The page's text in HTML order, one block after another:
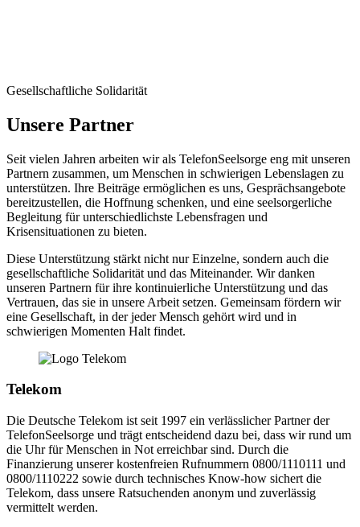
Gesellschaftliche Solidarität
Unsere Partner
Seit vielen Jahren arbeiten wir als TelefonSeelsorge eng mit unseren
Partnern zusammen, um Menschen in schwierigen Lebenslagen zu
unterstützen. Ihre Beiträge ermöglichen es uns, Gesprächsangebote
bereitzustellen, die Hoffnung schenken, und eine seelsorgerliche
Begleitung für unterschiedlichste Lebensfragen und
Krisensituationen zu bieten.
Diese Unterstützung stärkt nicht nur Einzelne, sondern auch die
gesellschaftliche Solidarität und das Miteinander. Wir danken
unseren Partnern für ihre kontinuierliche Unterstützung und das
Vertrauen, das sie in unsere Arbeit setzen. Gemeinsam fördern wir
eine Gesellschaft, in der jeder Mensch gehört wird und in
schwierigen Momenten Halt findet.
Telekom
Die Deutsche Telekom ist seit 1997 ein verlässlicher Partner der
TelefonSeelsorge und trägt entscheidend dazu bei, dass wir rund um
die Uhr für Menschen in Not erreichbar sind. Durch die
Finanzierung unserer kostenfreien Rufnummern 0800/1110111 und
0800/1110222 sowie durch technisches Know-how sichert die
Telekom, dass unsere Ratsuchenden anonym und zuverlässig
vermittelt werden.